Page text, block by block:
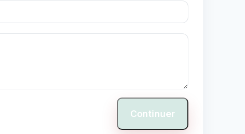
Continuer